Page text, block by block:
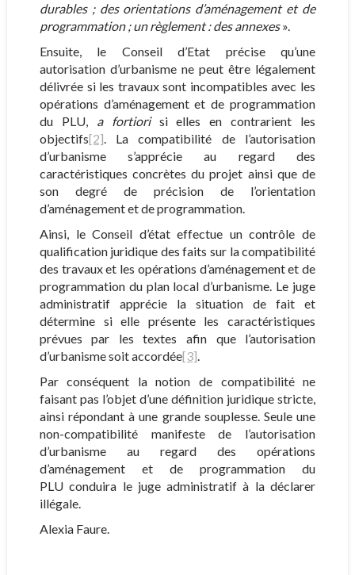
durables ; des orientations d’aménagement et de
programmation ; un règlement : des annexes».
Ensuite, le Conseil d’Etat précise qu’une
autorisation d’urbanisme ne peut être légalement
délivrée si les travaux sont incompatibles avec les
opérations d’aménagement et de programmation
du PLU, a fortiorisi elles en contrarient les
objectifs[2]. La compatibilité de l’autorisation
d’urbanisme s’apprécie au regard des
caractéristiques concrètes du projet ainsi que de
son degré de précision de l’orientation
d’aménagement et de programmation.
Ainsi, le Conseil d’état effectue un contrôle de
qualification juridique des faits sur la compatibilité
des travaux et les opérations d’aménagement et de
programmation du plan local d’urbanisme. Le juge
administratif apprécie la situation de fait et
détermine si elle présente les caractéristiques
prévues par les textes afin que l’autorisation
d’urbanisme soit accordée[3].
Par conséquent la notion de compatibilité ne
faisant pas l’objet d’une définition juridique stricte,
ainsi répondant à une grande souplesse. Seule une
non-compatibilité manifeste de l’autorisation
d’urbanisme au regard des opérations
d’aménagement et de programmation du
PLU conduira le juge administratif à la déclarer
illégale.
Alexia Faure.